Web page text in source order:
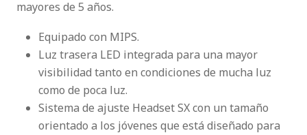
mayores de 5 años.
Equipado con MIPS.
Luz trasera LED integrada para una mayor
visibilidad tanto en condiciones de mucha luz
como de poca luz.
Sistema de ajuste Headset SX con un tamaño
orientado a los jóvenes que está diseñado para